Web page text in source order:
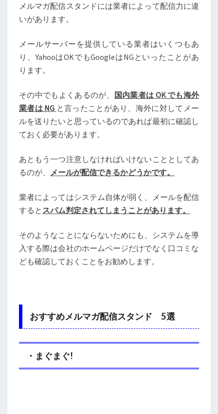
メルマガ配信スタンドには業者によって配信力に違
いがあります。
メールサーバーを提供している業者はいくつもあ
り、YahooはOKでもGoogleはNGといったことがあ
ります。
その中でもよくあるのが、 国内業者は OK でも海外
業者は NG と言ったことがあり、海外に対してメー
ルを送りたいと思っているのであれば最初に確認し
ておく必要があります。
あともう一つ注意しなければいけないこととしてあ
るのが、
メールが配信できるかどうかです。
業者によってはシステム自体が弱く、メールを配信
すると スパム判定されてしまうことがあります。
そのようなことにならないためにも、システムを導
入する際は会社のホームページだけでなく口コミな
ども確認しておくことをお勧めします。
おすすめメルマガ配信スタンド 5選
・まぐまぐ!